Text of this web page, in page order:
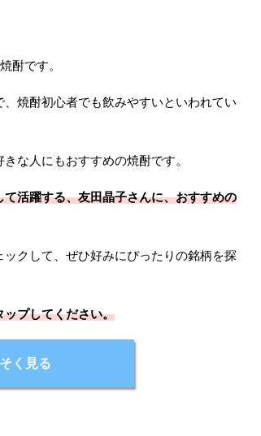
酎です。
焼酎初心者でも飲みやすいといわれてい
な人にもおすすめの焼酎です。
活躍する、友田晶子さんに、おすすめの
クして、ぜひ好みにぴったりの銘柄を探
ップしてください。
く見る